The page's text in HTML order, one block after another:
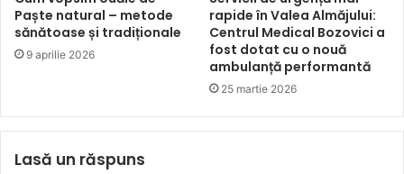
Paște natural – metode
sănătoase și tradiționale
9 aprilie 2026
rapide în Valea Almăjului:
Centrul Medical Bozovici a
fost dotat cu o nouă
ambulanță performantă
25 martie 2026
Lasă un răspuns